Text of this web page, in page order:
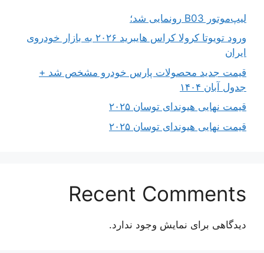
لیپ‌موتور B03 رونمایی شد؛
ورود تویوتا کرولا کراس هایبرید ۲۰۲۶ به بازار خودروی
ایران
قیمت جدید محصولات پارس خودرو مشخص شد +
جدول آبان ۱۴۰۴
قیمت نهایی هیوندای توسان ۲۰۲۵
قیمت نهایی هیوندای توسان ۲۰۲۵
Recent Comments
دیدگاهی برای نمایش وجود ندارد.